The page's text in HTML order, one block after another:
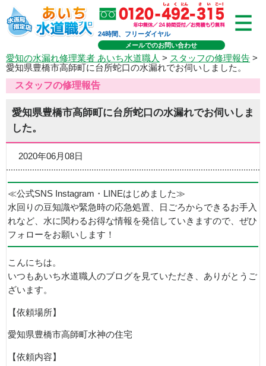
24時間、フリーダイヤル
メールでのお問い合わせ
愛知の水漏れ修理業者 あいち水道職人 > スタッフの修理報告 >
愛知県豊橋市高師町に台所蛇口の水漏れでお伺いしました。
スタッフの修理報告
愛知県豊橋市高師町に台所蛇口の水漏れでお伺いしま
した。
2020年06月08日
≪公式SNS Instagram・LINEはじめました≫
水回りの豆知識や緊急時の応急処置、日ごろからできるお手入
れなど、水に関わるお得な情報を発信していきますので、ぜひ
フォローをお願いします！
こんにちは。
いつもあいち水道職人のブログを見ていただき、ありがとうご
ざいます。
【依頼場所】
愛知県豊橋市高師町水神の住宅
【依頼内容】